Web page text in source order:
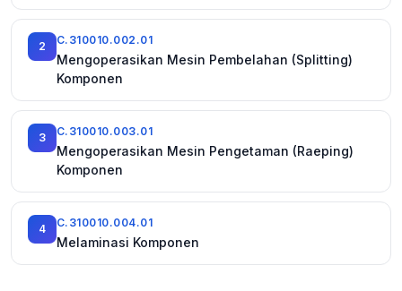
2 C.310010.002.01
Mengoperasikan Mesin Pembelahan (Splitting)
Komponen
3 C.310010.003.01
Mengoperasikan Mesin Pengetaman (Raeping)
Komponen
4 C.310010.004.01
Melaminasi Komponen